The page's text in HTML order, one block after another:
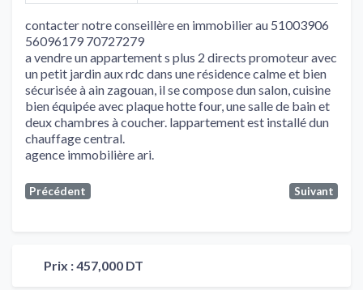
contacter notre conseillère en immobilier au 51003906
56096179 70727279
a vendre un appartement s plus 2 directs promoteur avec
un petit jardin aux rdc dans une résidence calme et bien
sécurisée à ain zagouan, il se compose dun salon, cuisine
bien équipée avec plaque hotte four, une salle de bain et
deux chambres à coucher. lappartement est installé dun
chauffage central.
agence immobilière ari.
Précédent Suivant
Prix :457,000 DT